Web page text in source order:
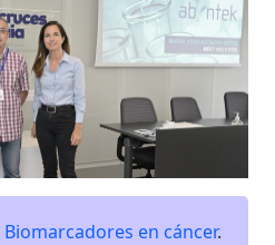
Biomarcadores en cáncer.